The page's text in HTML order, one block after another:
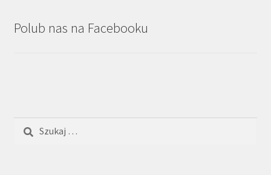
Polub nas na Facebooku
Szukaj: